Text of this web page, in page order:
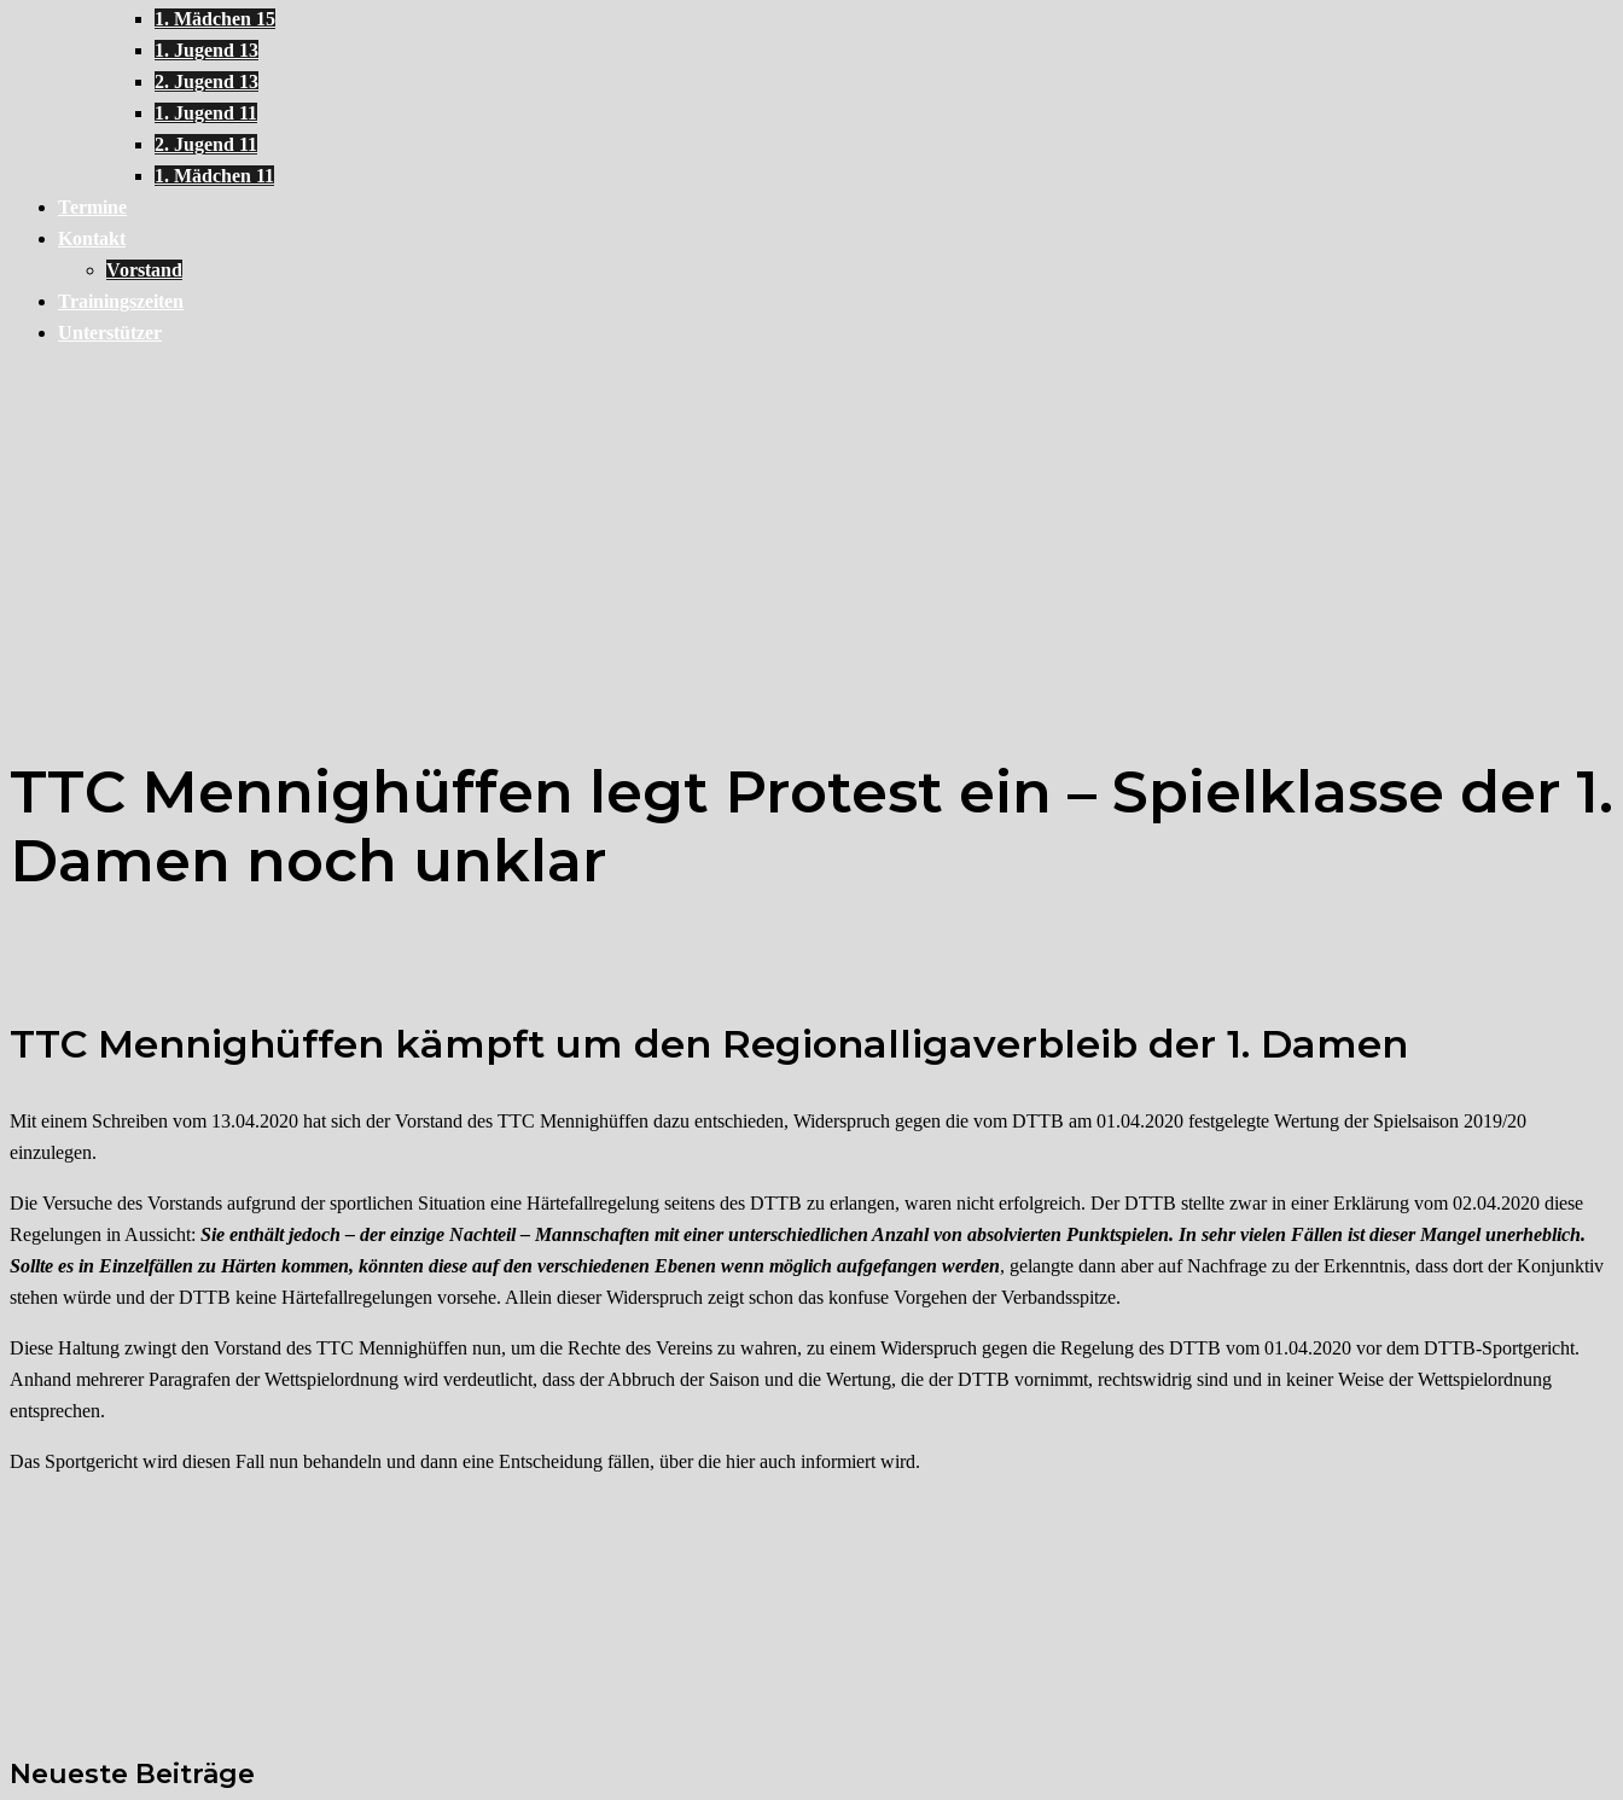
1. Mädchen 15
1. Jugend 13
2. Jugend 13
1. Jugend 11
2. Jugend 11
1. Mädchen 11
Termine
Kontakt
Vorstand
Trainingszeiten
Unterstützer
TTC Mennighüffen legt Protest ein – Spielklasse der 1.
Damen noch unklar
TTC Mennighüffen kämpft um den Regionalligaverbleib der 1. Damen
Mit einem Schreiben vom 13.04.2020 hat sich der Vorstand des TTC Mennighüffen dazu entschieden, Widerspruch gegen die vom DTTB am 01.04.2020 festgelegte Wertung der Spielsaison 2019/20
einzulegen.
Die Versuche des Vorstands aufgrund der sportlichen Situation eine Härtefallregelung seitens des DTTB zu erlangen, waren nicht erfolgreich. Der DTTB stellte zwar in einer Erklärung vom 02.04.2020 diese
Regelungen in Aussicht: Sie enthält jedoch – der einzige Nachteil – Mannschaften mit einer unterschiedlichen Anzahl von absolvierten Punktspielen. In sehr vielen Fällen ist dieser Mangel unerheblich.
Sollte es in Einzelfällen zu Härten kommen, könnten diese auf den verschiedenen Ebenen wenn möglich aufgefangen werden, gelangte dann aber auf Nachfrage zu der Erkenntnis, dass dort der Konjunktiv
stehen würde und der DTTB keine Härtefallregelungen vorsehe. Allein dieser Widerspruch zeigt schon das konfuse Vorgehen der Verbandsspitze.
Diese Haltung zwingt den Vorstand des TTC Mennighüffen nun, um die Rechte des Vereins zu wahren, zu einem Widerspruch gegen die Regelung des DTTB vom 01.04.2020 vor dem DTTB-Sportgericht.
Anhand mehrerer Paragrafen der Wettspielordnung wird verdeutlicht, dass der Abbruch der Saison und die Wertung, die der DTTB vornimmt, rechtswidrig sind und in keiner Weise der Wettspielordnung
entsprechen.
Das Sportgericht wird diesen Fall nun behandeln und dann eine Entscheidung fällen, über die hier auch informiert wird.
Neueste Beiträge